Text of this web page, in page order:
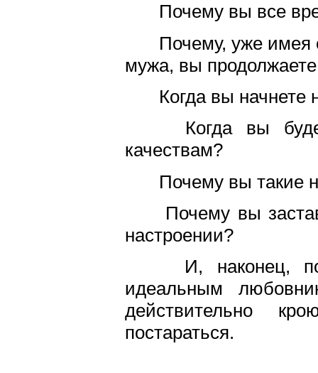
Почему вы все
Почему, уже имея
мужа, вы
Когда вы начнете
Когда вы
качествам?
Почему вы такие
Почему вы
настроении?
И, наконец,
идеальным
действительно
постараться.